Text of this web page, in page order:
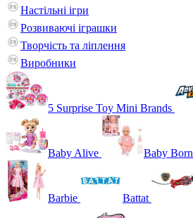
Настільні iгри
Розвиваючі іграшки
Творчість та ліплення
Виробники
5 Surprise Toy Mini Brands
Baby Alive Baby Born
Barbie Battat